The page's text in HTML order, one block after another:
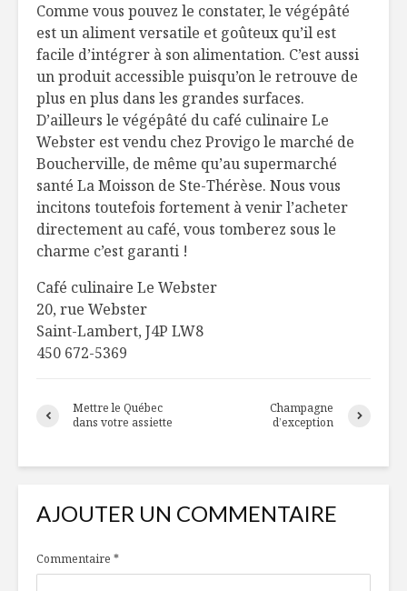
Comme vous pouvez le constater, le végépâté
est un aliment versatile et goûteux qu’il est
facile d’intégrer à son alimentation. C’est aussi
un produit accessible puisqu’on le retrouve de
plus en plus dans les grandes surfaces.
D’ailleurs le végépâté du café culinaire Le
Webster est vendu chez Provigo le marché de
Boucherville, de même qu’au supermarché
santé La Moisson de Ste-Thérèse. Nous vous
incitons toutefois fortement à venir l’acheter
directement au café, vous tomberez sous le
charme c’est garanti !
Café culinaire Le Webster
20, rue Webster
Saint-Lambert, J4P LW8
450 672-5369
Mettre le Québec
dans votre assiette
Champagne
d’exception
AJOUTER UN COMMENTAIRE
Commentaire *